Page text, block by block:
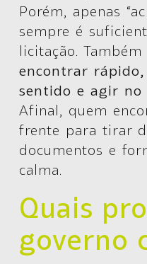
Porém, apenas
sempre é
licitação.
encontrar
sentido e agir
Afinal, quem
frente para tirar
documentos e
calma.
Quais
governo